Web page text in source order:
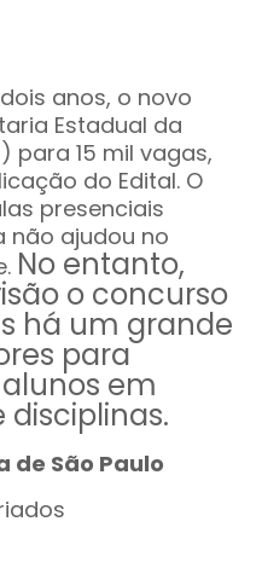
anos, o novo
Estadual da
para 15 mil vagas,
do Edital. O
presenciais
não ajudou no
No entanto,
o concurso
há um grande
para
em
disciplinas.
de São Paulo